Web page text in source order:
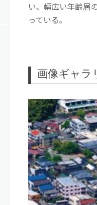
い、幅広い年齢層
っている。
画像ギャラ